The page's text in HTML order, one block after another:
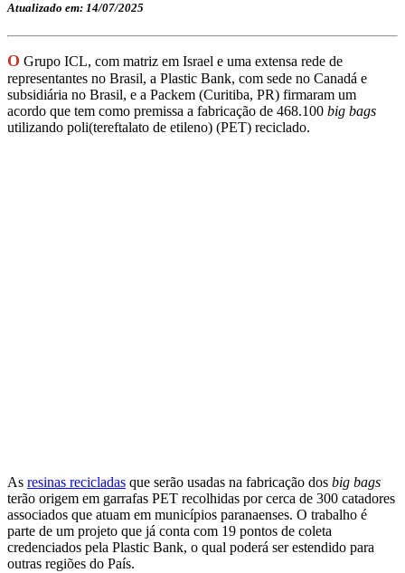
Atualizado em: 14/07/2025
O Grupo ICL, com matriz em Israel e uma extensa rede de
representantes no Brasil, a Plastic Bank, com sede no Canadá e
subsidiária no Brasil, e a Packem (Curitiba, PR) firmaram um
acordo que tem como premissa a fabricação de 468.100 big bags
utilizando poli(tereftalato de etileno) (PET) reciclado.
As resinas recicladas que serão usadas na fabricação dos big bags
terão origem em garrafas PET recolhidas por cerca de 300 catadores
associados que atuam em municípios paranaenses. O trabalho é
parte de um projeto que já conta com 19 pontos de coleta
credenciados pela Plastic Bank, o qual poderá ser estendido para
outras regiões do País.